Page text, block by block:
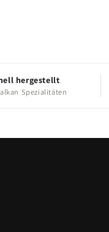
hergestellt
Spezialitäten